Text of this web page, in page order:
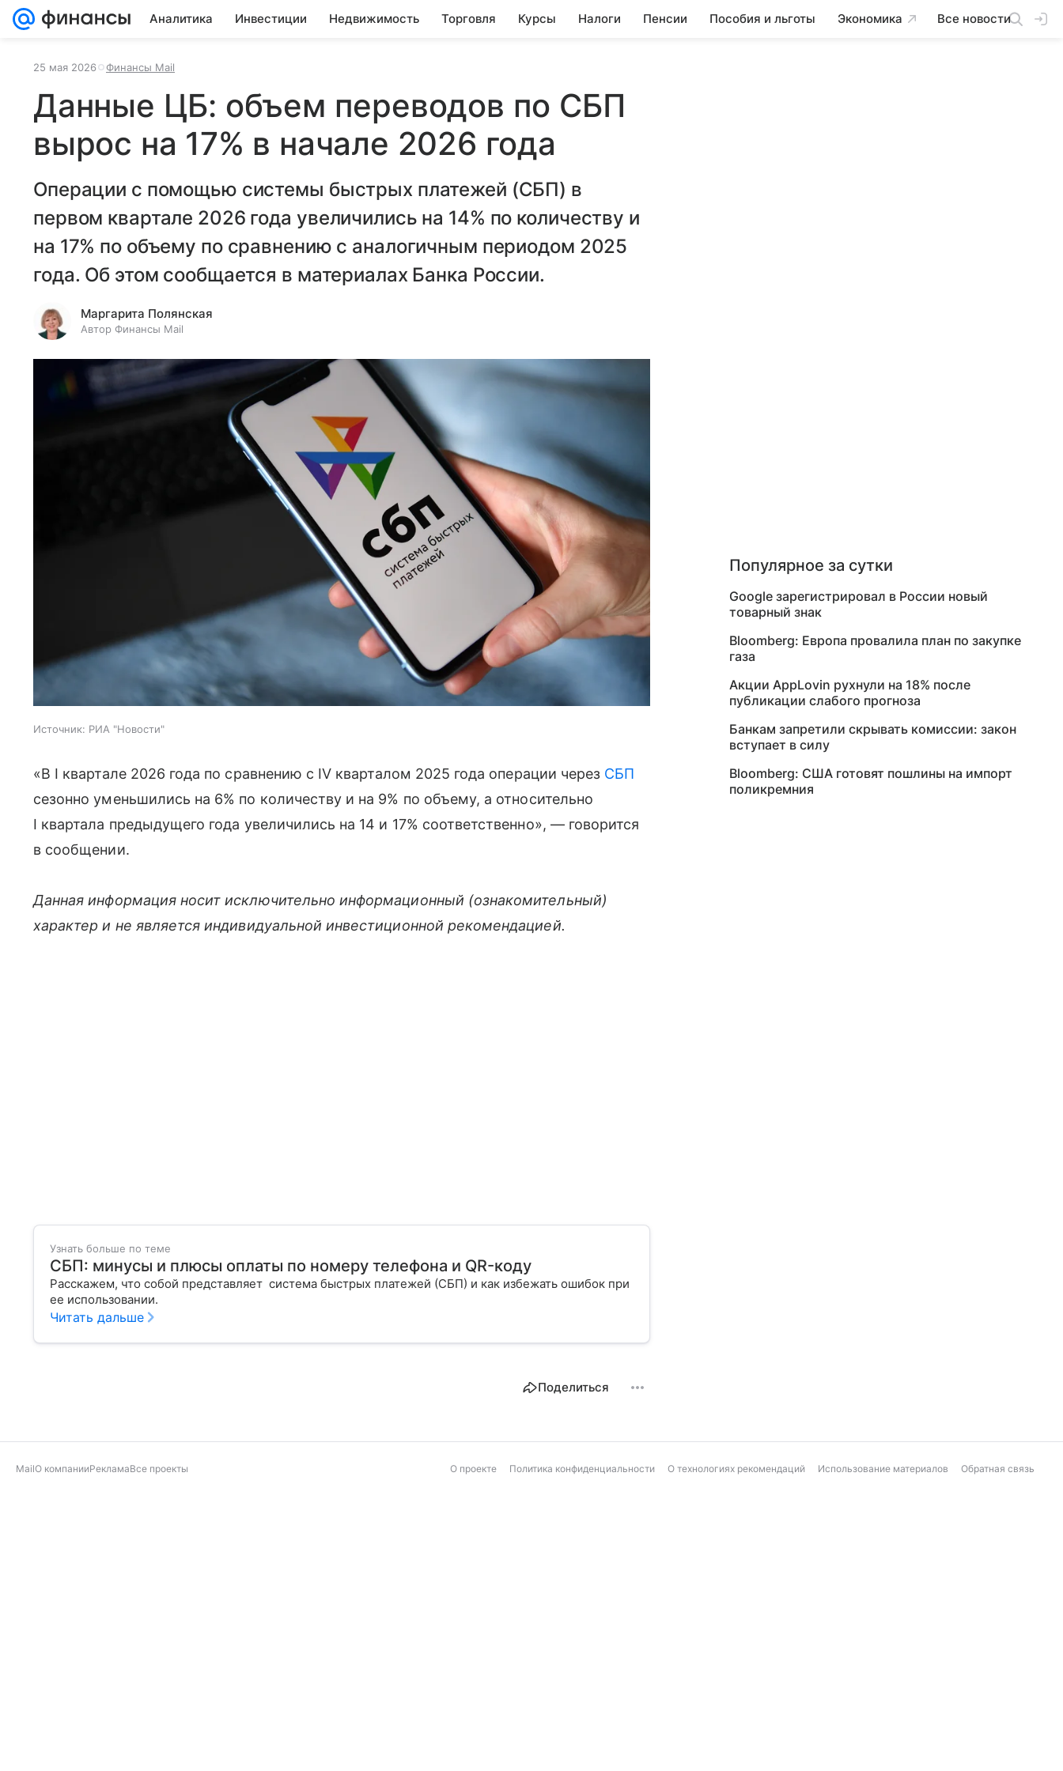
Аналитика Инвестиции Недвижимость Торговля Курсы Налоги Пенсии Пособия и льготы Экономика Все новости
25 мая 2026 Финансы Mail
Данные ЦБ: объем переводов по СБП
вырос на 17% в начале 2026 года
Операции с помощью системы быстрых платежей (СБП) в
первом квартале 2026 года увеличились на 14% по количеству и
на 17% по объему по сравнению с аналогичным периодом 2025
года. Об этом сообщается в материалах Банка России.
Маргарита Полянская
Автор Финансы Mail
Источник: РИА "Новости"
«В I квартале 2026 года по сравнению с IV кварталом 2025 года операции через СБП
сезонно уменьшились на 6% по количеству и на 9% по объему, а относительно
I квартала предыдущего года увеличились на 14 и 17% соответственно», — говорится
в сообщении.
Данная информация носит исключительно информационный (ознакомительный)
характер и не является индивидуальной инвестиционной рекомендацией.
Узнать больше по теме
СБП: минусы и плюсы оплаты по номеру телефона и QR-коду
Расскажем, что собой представляет система быстрых платежей (СБП) и как избежать ошибок при
ее использовании.
Читать дальше
Поделиться
Популярное за сутки
Google зарегистрировал в России новый
товарный знак
Bloomberg: Европа провалила план по закупке
газа
Акции AppLovin рухнули на 18% после
публикации слабого прогноза
Банкам запретили скрывать комиссии: закон
вступает в силу
Bloomberg: США готовят пошлины на импорт
поликремния
MailО компанииРекламаВсе проекты О проекте Политика конфиденциальности О технологиях рекомендаций Использование материалов Обратная связь